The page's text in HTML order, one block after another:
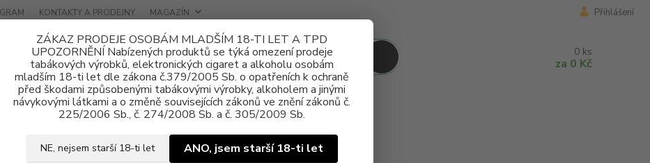
ZÁKAZ PRODEJE OSOBÁM MLADŠÍM 18-TI LET A TPD
UPOZORNĚNÍ Nabízených produktů se týká omezení prodeje
tabákových výrobků, elektronických cigaret a alkoholu osobám
mladším 18-ti let dle zákona č.379/2005 Sb. o opatřeních k ochraně
před škodami způsobenými tabákovými výrobky, alkoholem a jinými
návykovými látkami a o změně souvisejících zákonů ve znění zákonů č.
225/2006 Sb., č. 274/2008 Sb. a č. 305/2009 Sb.
NE, nejsem starší 18-ti let ANO, jsem starší 18-ti let
KONTAKTY A PRODEJNY MAGAZÍN Přihlášení
0 ks
za 0 Kč
Náplně e-liquid E-liquid EMPORIO E-liquid EMPORIO Apple 10ml - 3mg
EMPORIO Apple 10ml - 3mg